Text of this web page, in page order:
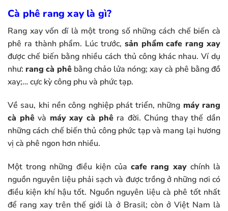
Cà phê rang xay là gì?
Rang xay vốn dĩ là một trong số những cách chế biến cà
phê ra thành phẩm. Lúc trước, sản phẩm cafe rang xay
được chế biến bằng nhiều cách thủ công khác nhau. Ví dụ
như: rang cà phêbằng chảo lửa nóng; xay cà phê bằng đồ
xay;… cực kỳ công phu và phức tạp.
Về sau, khi nền công nghiệp phát triển, những máy rang
cà phêvà máy xay cà phêra đời. Chúng thay thế dần
những cách chế biến thủ công phức tạp và mang lại hương
vị cà phê ngon hơn nhiều.
Một trong những điều kiện củacafe rang xaychính là
nguồn nguyên liệu phải sạch và được trồng ở những nơi có
điều kiện khí hậu tốt. Nguồn nguyên liệu cà phê tốt nhất
để rang xay trên thế giới là ở Brasil; còn ở Việt Nam là